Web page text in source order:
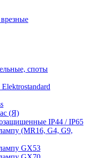
споты
(Я)
IP44 / IP65
(MR16, G4, G9,
GX53